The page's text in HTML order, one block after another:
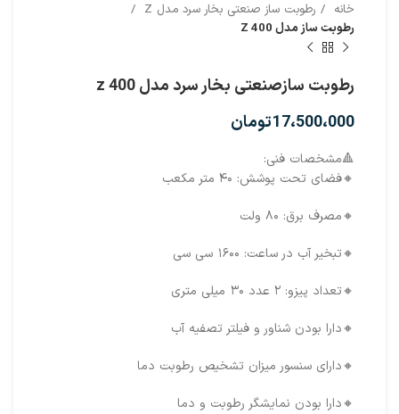
خانه
رطوبت ساز صنعتی بخار سرد مدل Z
رطوبت ساز مدل Z 400
رطوبت سازصنعتی بخار سرد مدل z 400
17،500،000تومان
🔺️مشخصات فنی:
🔸️فضای تحت پوشش: ۴۰ متر مکعب
🔸️مصرف برق: ۸۰ ولت
🔸️تبخیر آب در ساعت: ۱۶۰۰ سی سی
🔸️تعداد پیزو: ۲ عدد ۳۰ میلی متری
🔸️دارا بودن شناور و فیلتر تصفیه آب
🔸️دارای سنسور میزان تشخیص رطوبت دما
🔸️دارا بودن نمایشگر رطوبت و دما